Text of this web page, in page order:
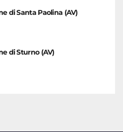
di Santa Paolina (AV)
di Sturno (AV)